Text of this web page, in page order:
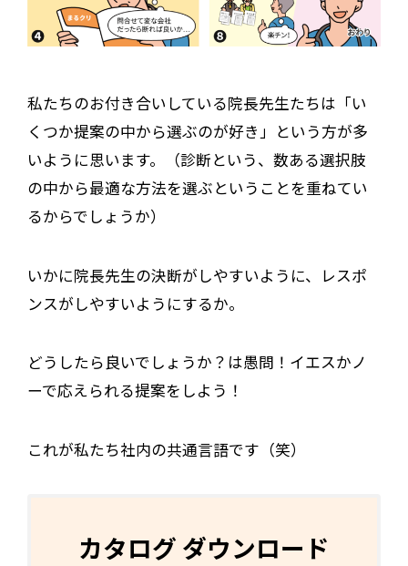
私たちのお付き合いしている院長先生たちは「い
くつか提案の中から選ぶのが好き」という方が多
いように思います。（診断という、数ある選択肢
の中から最適な方法を選ぶということを重ねてい
るからでしょうか）
いかに院長先生の決断がしやすいように、レスポ
ンスがしやすいようにするか。
どうしたら良いでしょうか？は愚問！イエスかノ
ーで応えられる提案をしよう！
これが私たち社内の共通言語です（笑）
カタログ ダウンロード